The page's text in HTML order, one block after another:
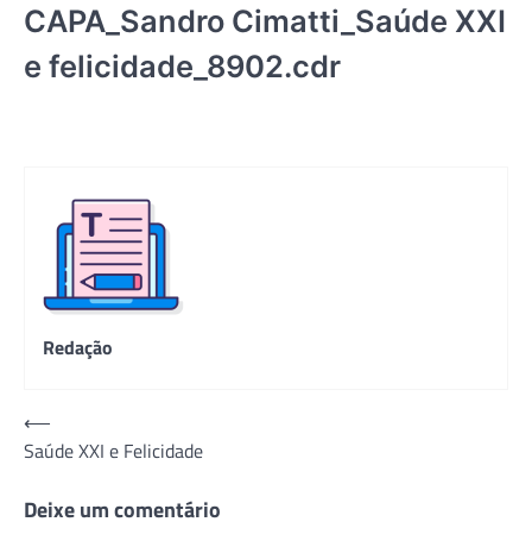
CAPA_Sandro Cimatti_Saúde XXI
e felicidade_8902.cdr
Redação
Navegação
de
Post
⟵
Saúde XXI e Felicidade
Deixe um comentário